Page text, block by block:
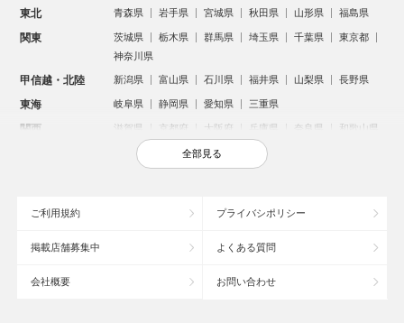
東北 青森県 岩手県 宮城県 秋田県 山形県 福島県
関東 茨城県 栃木県 群馬県 埼玉県 千葉県
東京都
神奈川県
甲信越・北陸 新潟県 富山県 石川県 福井県 山梨県 長野県
東海 岐阜県 静岡県 愛知県 三重県
関西 滋賀県 京都府 大阪府 兵庫県 奈良県 和歌山県
鳥取県 島根県 岡山県 広島県
沖縄県
全部見る
ご利用規約 プライバシポリシー
掲載店舗募集中 よくある質問
会社概要 お問い合わせ